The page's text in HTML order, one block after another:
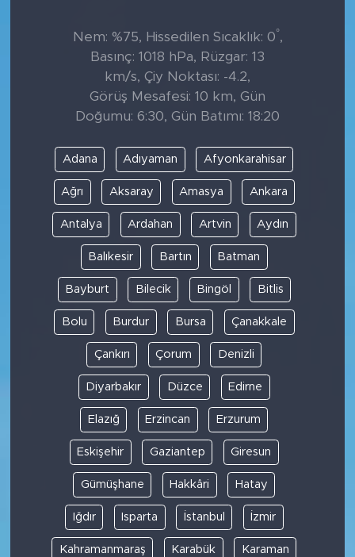
Nem: %75, Hissedilen Sıcaklık: 0°,
Basınç: 1018 hPa, Rüzgar: 13
km/s, Çiy Noktası: -4.2,
Görüş Mesafesi: 10 km, Gün
Doğumu: 6:30, Gün Batımı: 18:20
Adana Adıyaman Afyonkarahisar
Ağrı Aksaray Amasya Ankara
Antalya Ardahan Artvin Aydın
Balıkesir Bartın Batman
Bayburt Bilecik Bingöl Bitlis
Bolu Burdur Bursa Çanakkale
Çankırı Çorum Denizli
Diyarbakır Düzce Edirne
Elazığ Erzincan Erzurum
Eskişehir Gaziantep Giresun
Gümüşhane Hakkâri Hatay
Iğdır Isparta İstanbul İzmir
Kahramanmaraş Karabük Karaman